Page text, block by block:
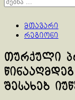
მთავარი
რეგიონი
თურქული
შესახებ